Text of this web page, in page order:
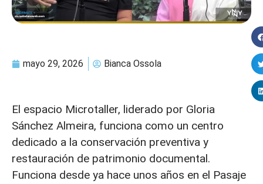
mayo 29, 2026 Bianca Ossola
El espacio Microtaller, liderado por Gloria
Sánchez Almeira, funciona como un centro
dedicado a la conservación preventiva y
restauración de patrimonio documental.
Funciona desde ya hace unos años en el Pasaje